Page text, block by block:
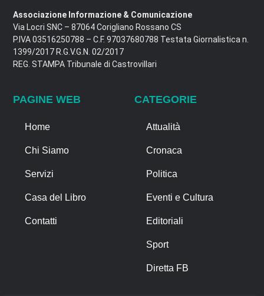
Associazione Informazione & Comunicazione
Via Locri SNC – 87064 Corigliano Rossano CS
P.IVA 03516250788 – C.F. 97037680788 Testata Giornalistica n.
1399/2017 R.G.V.G.N. 02/2017
REG. STAMPA Tribunale di Castrovillari
PAGINE WEB
Home
Chi Siamo
Servizi
Casa del Libro
Contatti
CATEGORIE
Attualità
Cronaca
Politica
Eventi e Cultura
Editoriali
Sport
Diretta FB